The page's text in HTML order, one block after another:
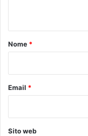
o
Nome *
Email *
Sito web